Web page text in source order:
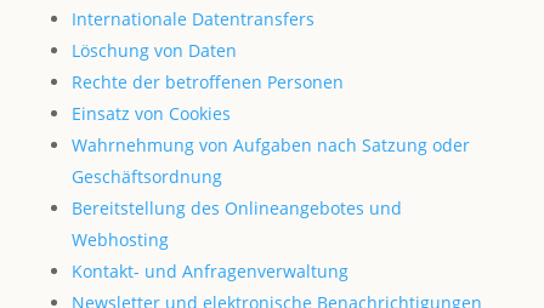
Internationale Datentransfers
Löschung von Daten
Rechte der betroffenen Personen
Einsatz von Cookies
Wahrnehmung von Aufgaben nach Satzung oder
Geschäftsordnung
Bereitstellung des Onlineangebotes und
Webhosting
Kontakt- und Anfragenverwaltung
Newsletter und elektronische Benachrichtigungen